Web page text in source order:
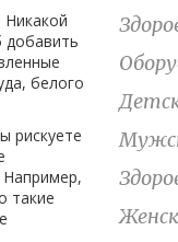
белого
рискуете
такие